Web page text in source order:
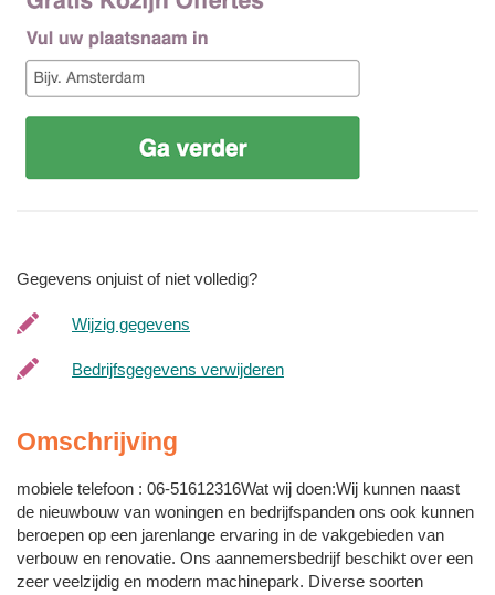
Gegevens onjuist of niet volledig?
Wijzig gegevens
Bedrijfsgegevens verwijderen
Omschrijving
mobiele telefoon : 06-51612316Wat wij doen:Wij kunnen naast
de nieuwbouw van woningen en bedrijfspanden ons ook kunnen
beroepen op een jarenlange ervaring in de vakgebieden van
verbouw en renovatie. Ons aannemersbedrijf beschikt over een
zeer veelzijdig en modern machinepark. Diverse soorten